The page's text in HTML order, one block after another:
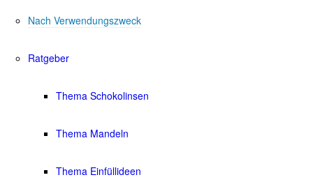
Nach Verwendungszweck
Ratgeber
Thema Schokolinsen
Thema Mandeln
Thema Einfüllideen